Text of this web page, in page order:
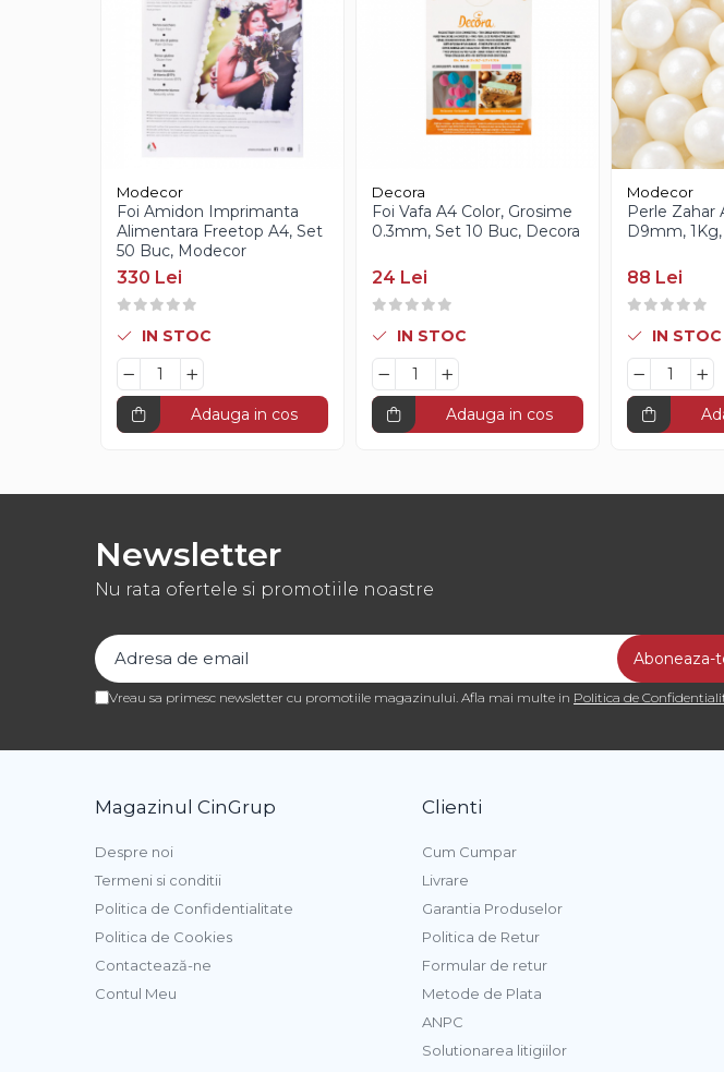
Creme inainte Coacere
Creme dupa Coacere
Glazura Oglinda
Paste Aromatizante
Pasta de Fistic
Pasta de Vanilie
Pasta de Fructe
Paste Inghetata cu Lapte
Creme Tartinabile
Creme de Fructe
Umpluturi de Fructe
Pasta de Fistic
Pasta Inghetata cu Lapte
Variegato Ciocolata
Variegato Fructe
Forme Silicon Inghetata
Coji de Tarte
Panificatie
Modecor
Foi Amidon Imprimanta
Alimentara Freetop A4, Set
50 Buc, Modecor
330 Lei
IN STOC
Adauga in cos
Decora
Foi Vafa A4 Color, Grosime
0.3mm, Set 10 Buc, Decora
24 Lei
IN STOC
Adauga in cos
Modecor
Perle Zahar
D9mm,
88 Lei
IN STOC
Newsletter
Nu rata ofertele si promotiile noastre
Vreau sa primesc newsletter cu promotiile magazinului. Afla mai multe in Politica de
Magazinul CinGrup
Despre noi
Termeni si conditii
Politica de Confidentialitate
Politica de Cookies
Contactează-ne
Contul Meu
Clienti
Cum Cumpar
Livrare
Garantia Produselor
Politica de Retur
Formular de retur
Metode de Plata
ANPC
Solutionarea litigiilor